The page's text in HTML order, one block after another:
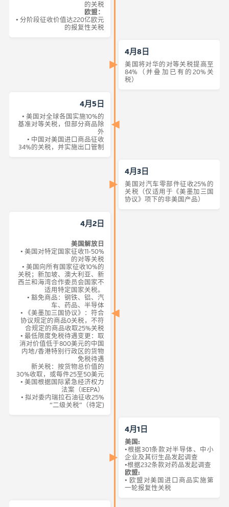
的关税
欧盟：
• 分阶段征收价值达220亿欧元
的报复性关税
4月8日
美国将对华的对等关税提高至
84%（并叠加已有的20%关
税）
4月5日
• 美国对全球各国实施10%的
基准对等关税，但部分商品除
外
• 中国对美国进口商品征收
34%的关税，并实施出口管制
4月3日
美国对汽车零部件征收25%的
关税（仅适用于《美墨加三国
协议》项下的非美国产品）
4月2日
美国解放日
• 美国对特定国家征收11-50%
的对等关税
• 美国向所有国家征收10%的
关税；新加坡、澳大利亚、新
西兰和海湾合作委员会国家不
适用特定国家关税。
• 豁免商品：钢铁、铝、汽
车、药品、半导体
• 《美墨加三国协议》：符合
协议规定的商品0关税，不符
合规定的商品收取25%关税
• 最低限度免税待遇变更：取
消对价值低于800美元的中国
内地/香港特别行政区的货物
免税待遇
新关税：按货物总价值的
30%收取，或每件25至50美元
• 美国根据国际紧急经济权力
法案（IEEPA）
• 拟对委内瑞拉石油征收25%
“二级关税”（待定)
4月1日
美国:
•根据301条款对半导体、中小
企业及其衍生品发起调查
•根据232条款对药品发起调查
欧盟:
• 欧盟对美国进口商品实施第
一轮报复性关税